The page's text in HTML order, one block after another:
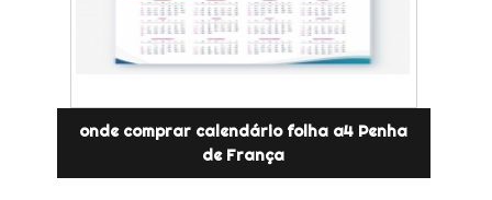
onde comprar calendário folha a4 Penha
de França